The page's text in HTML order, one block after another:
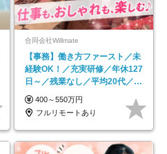
合同会社Willmate
【事務】働き方ファースト／未
経験OK！／充実研修／年休127
日～／残業なし／平均20代／リ
モートOK
400～550万円
フルリモートあり